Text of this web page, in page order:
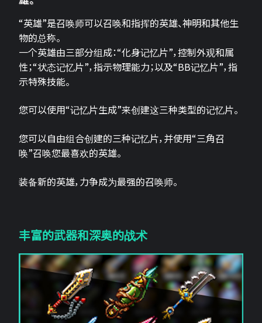
“英雄”是召唤师可以召唤和指挥的英雄、神明和其他生
物的总称。
一个英雄由三部分组成：“化身记忆片”，控制外观和属
性；“状态记忆片”，指示物理能力；以及“BB记忆片”，指
示特殊技能。
您可以使用“记忆片生成”来创建这三种类型的记忆片。
您可以自由组合创建的三种记忆片，并使用“三角召
唤”召唤您最喜欢的英雄。
装备新的英雄，力争成为最强的召唤师。
丰富的武器和深奥的战术